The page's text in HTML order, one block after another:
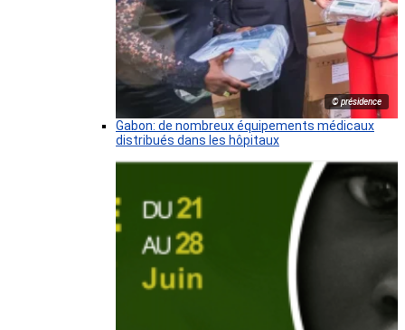
© présidence
Gabon: de nombreux équipements médicaux
distribués dans les hôpitaux